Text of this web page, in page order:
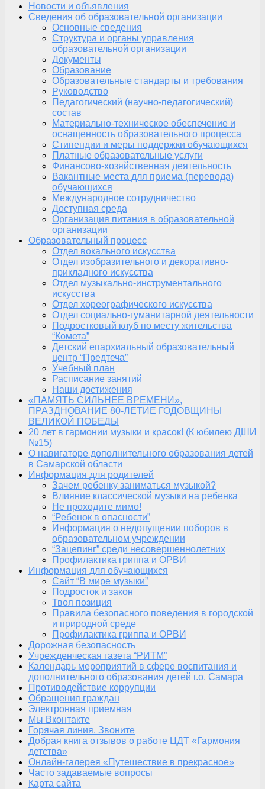
Новости и объявления
Сведения об образовательной организации
Основные сведения
Структура и органы управления
образовательной организации
Документы
Образование
Образовательные стандарты и требования
Руководство
Педагогический (научно-педагогический)
состав
Материально-техническое обеспечение и
оснащенность образовательного процесса
Стипендии и меры поддержки обучающихся
Платные образовательные услуги
Финансово-хозяйственная деятельность
Вакантные места для приема (перевода)
обучающихся
Международное сотрудничество
Доступная среда
Организация питания в образовательной
организации
Образовательный процесс
Отдел вокального искусства
Отдел изобразительного и декоративно-
прикладного искусства
Отдел музыкально-инструментального
искусства
Отдел хореографического искусства
Отдел социально-гуманитарной деятельности
Подростковый клуб по месту жительства
“Комета”
Детский епархиальный образовательный
центр “Предтеча”
Учебный план
Расписание занятий
Наши достижения
«ПАМЯТЬ СИЛЬНЕЕ ВРЕМЕНИ»,
ПРАЗДНОВАНИЕ 80-ЛЕТИЕ ГОДОВЩИНЫ
ВЕЛИКОЙ ПОБЕДЫ
20 лет в гармонии музыки и красок! (К юбилею ДШИ
№15)
О навигаторе дополнительного образования детей
в Самарской области
Информация для родителей
Зачем ребенку заниматься музыкой?
Влияние классической музыки на ребенка
Не проходите мимо!
“Ребенок в опасности”
Информация о недопущении поборов в
образовательном учреждении
“Зацепинг” среди несовершеннолетних
Профилактика гриппа и ОРВИ
Информация для обучающихся
Сайт “В мире музыки”
Подросток и закон
Твоя позиция
Правила безопасного поведения в городской
и природной среде
Профилактика гриппа и ОРВИ
Дорожная безопасность
Учрежденческая газета “РИТМ”
Календарь мероприятий в сфере воспитания и
дополнительного образования детей г.о. Самара
Противодействие коррупции
Обращения граждан
Электронная приемная
Мы Вконтакте
Горячая линия. Звоните
Добрая книга отзывов о работе ЦДТ «Гармония
детства»
Онлайн-галерея «Путешествие в прекрасное»
Часто задаваемые вопросы
Карта сайта